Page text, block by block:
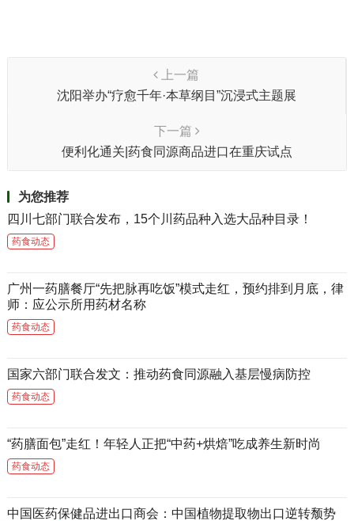
上一篇
沈阳举办“疗愈千年·本草纲目”沉浸式主题展
下一篇
便利化通关|药食同源商品进口在重庆试点
为您推荐
四川七部门联合发布，15个川药品种入选大品种目录！
药食动态
广州一药膳餐厅“先把脉再吃饭”模式走红，预约排到月底，律
师：应公示所用药材名称
药食动态
国家六部门联合发文：推动药食同源融入基层慢病防控
药食动态
“药膳面包”走红！年轻人正把“中药+烘焙”吃成养生新时尚
药食动态
中国医药保健品进出口商会：中国植物提取物出口逆转颓势